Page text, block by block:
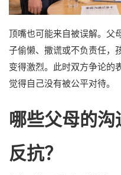
顶嘴也可能来自被误解。父
子偷懒、撒谎或不负责任，
变得激烈。此时双方争论的
觉得自己没有被公平对待。
哪些父母的
反抗？